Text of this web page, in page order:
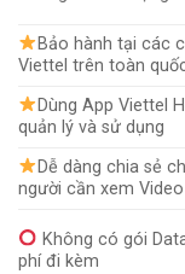
Bảo hành tại các
Viettel trên toàn
Dùng App Viettel
quản lý và sử dụng
Dễ dàng chia sẻ
người cần xem Video
Không có gói
phí đi kèm